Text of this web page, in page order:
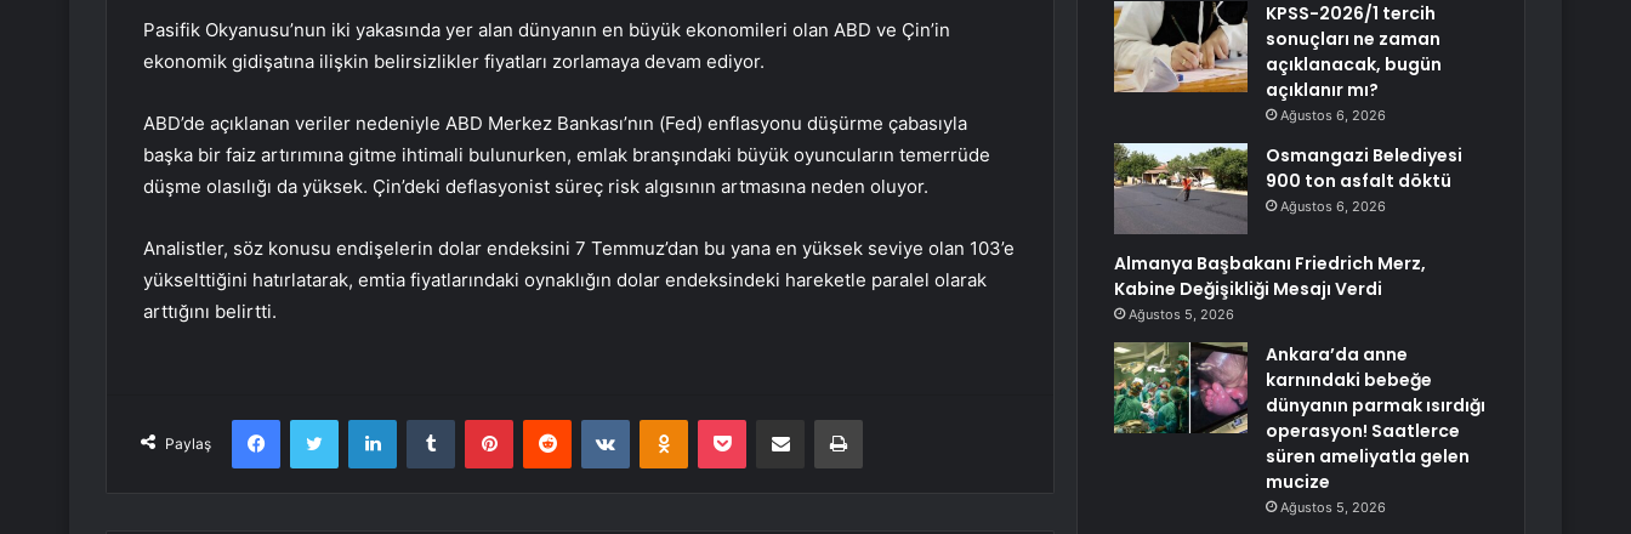
Pasifik Okyanusu’nun iki yakasında yer alan dünyanın en büyük ekonomileri olan ABD ve Çin’in
ekonomik gidişatına ilişkin belirsizlikler fiyatları zorlamaya devam ediyor.
ABD’de açıklanan veriler nedeniyle ABD Merkez Bankası’nın (Fed) enflasyonu düşürme çabasıyla
başka bir faiz artırımına gitme ihtimali bulunurken, emlak branşındaki büyük oyuncuların temerrüde
düşme olasılığı da yüksek. Çin’deki deflasyonist süreç risk algısının artmasına neden oluyor.
Analistler, söz konusu endişelerin dolar endeksini 7 Temmuz’dan bu yana en yüksek seviye olan 103’e
yükselttiğini hatırlatarak, emtia fiyatlarındaki oynaklığın dolar endeksindeki hareketle paralel olarak
arttığını belirtti.
Paylaş
FacebookTwitter LinkedInTumblr PinterestReddit VKontakteOdnoklassniki
Pocket E-Posta ile paylaş Yazdır
KPSS-2026/1 tercih
sonuçları ne zaman
açıklanacak, bugün
açıklanır mı?
Ağustos 6, 2026
Osmangazi Belediyesi
900 ton asfalt döktü
Ağustos 6, 2026
Almanya Başbakanı Friedrich Merz,
Kabine Değişikliği Mesajı Verdi
Ağustos 5, 2026
Ankara’da anne
karnındaki bebeğe
dünyanın parmak ısırdığı
operasyon! Saatlerce
süren ameliyatla gelen
mucize
Ağustos 5, 2026